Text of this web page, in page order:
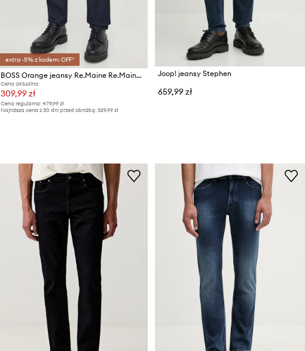
extra -5% z kodem: OFF*
BOSS Orange jeansy Re.Maine Re.Maine BC-C
Cena aktualna:
309,99 zł
Cena regularna: 479,99 zł
Najniższa cena z 30 dni przed obniżką: 329,99 zł
Joop! jeansy Stephen
659,99 zł